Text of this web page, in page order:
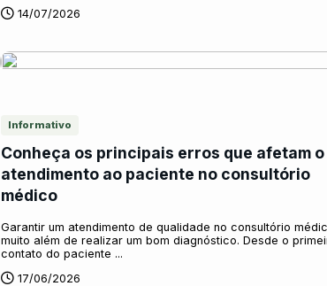
14/07/2026
Informativo
Conheça os principais erros que afetam o
atendimento ao paciente no consultório
médico
Garantir um atendimento de qualidade no consultório
muito além de realizar um bom diagnóstico. Desde o
contato do paciente ...
17/06/2026